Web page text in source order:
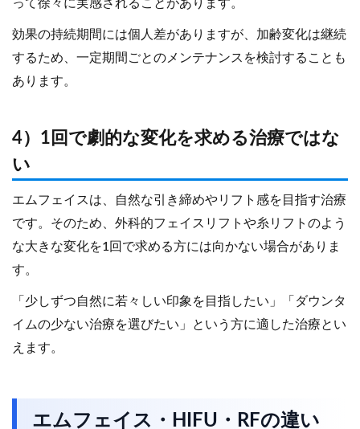
って徐々に実感されることがあります。
効果の持続期間には個人差がありますが、加齢変化は継続
するため、一定期間ごとのメンテナンスを検討することも
あります。
4）1回で劇的な変化を求める治療ではな
い
エムフェイスは、自然な引き締めやリフト感を目指す治療
です。そのため、外科的フェイスリフトや糸リフトのよう
な大きな変化を1回で求める方には向かない場合がありま
す。
「少しずつ自然に若々しい印象を目指したい」「ダウンタ
イムの少ない治療を選びたい」という方に適した治療とい
えます。
エムフェイス・HIFU・RFの違い